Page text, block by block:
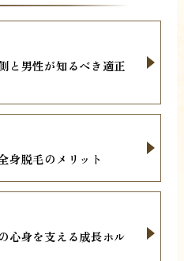
と男性が知るべき適正
身脱毛のメリット
心身を支える成長ホル